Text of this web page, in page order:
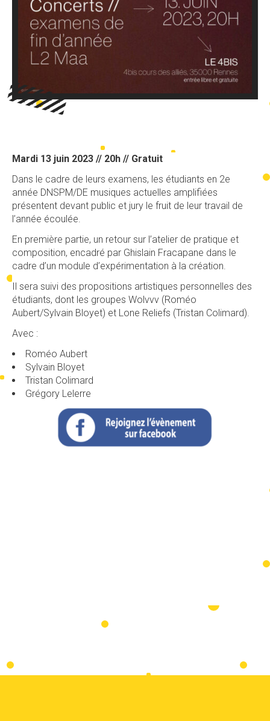
Mardi 13 juin 2023 // 20h // Gratuit
Dans le cadre de leurs examens, les étudiants en 2e
année DNSPM/DE musiques actuelles amplifiées
présentent devant public et jury le fruit de leur travail de
l’année écoulée.
En première partie, un retour sur l’atelier de pratique et
composition, encadré par Ghislain Fracapane dans le
cadre d’un module d’expérimentation à la création.
Il sera suivi des propositions artistiques personnelles des
étudiants, dont les groupes Wolvvv (Roméo
Aubert/Sylvain Bloyet) et Lone Reliefs (Tristan Colimard).
Avec :
Roméo Aubert
Sylvain Bloyet
Tristan Colimard
Grégory Lelerre